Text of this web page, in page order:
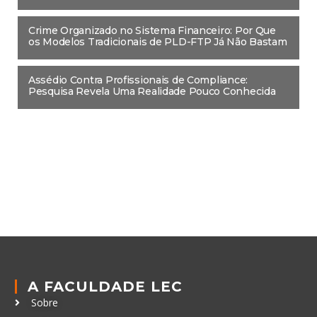
Crime Organizado no Sistema Financeiro: Por Que
os Modelos Tradicionais de PLD-FTP Já Não Bastam
Assédio Contra Profissionais de Compliance:
Pesquisa Revela Uma Realidade Pouco Conhecida
A FACULDADE LEC
Sobre